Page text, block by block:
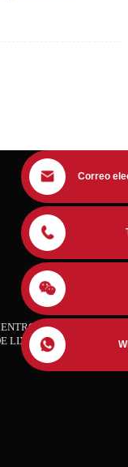
lavados.
ZHONGRUNG
LIXIA, CIDADE DE
Correo